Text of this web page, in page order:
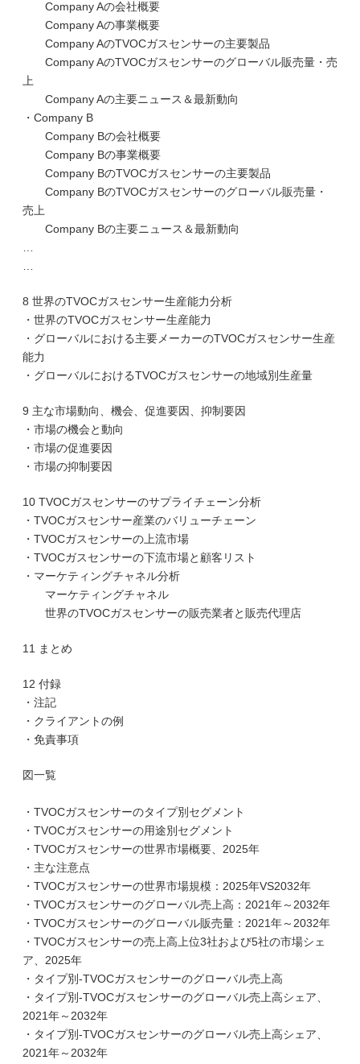
Company Aの会社概要
Company Aの事業概要
Company AのTVOCガスセンサーの主要製品
Company AのTVOCガスセンサーのグローバル販売量・売
上
Company Aの主要ニュース＆最新動向
・Company B
Company Bの会社概要
Company Bの事業概要
Company BのTVOCガスセンサーの主要製品
Company BのTVOCガスセンサーのグローバル販売量・
売上
Company Bの主要ニュース＆最新動向
8 世界のTVOCガスセンサー生産能力分析
・世界のTVOCガスセンサー生産能力
・グローバルにおける主要メーカーのTVOCガスセンサー生産
能力
・グローバルにおけるTVOCガスセンサーの地域別生産量
9 主な市場動向、機会、促進要因、抑制要因
・市場の機会と動向
・市場の促進要因
・市場の抑制要因
10 TVOCガスセンサーのサプライチェーン分析
・TVOCガスセンサー産業のバリューチェーン
・TVOCガスセンサーの上流市場
・TVOCガスセンサーの下流市場と顧客リスト
・マーケティングチャネル分析
マーケティングチャネル
世界のTVOCガスセンサーの販売業者と販売代理店
11 まとめ
12 付録
・注記
・クライアントの例
・免責事項
図一覧
・TVOCガスセンサーのタイプ別セグメント
・TVOCガスセンサーの用途別セグメント
・TVOCガスセンサーの世界市場概要、2025年
・主な注意点
・TVOCガスセンサーの世界市場規模：2025年VS2032年
・TVOCガスセンサーのグローバル売上高：2021年～2032年
・TVOCガスセンサーのグローバル販売量：2021年～2032年
・TVOCガスセンサーの売上高上位3社および5社の市場シェ
ア、2025年
・タイプ別-TVOCガスセンサーのグローバル売上高
・タイプ別-TVOCガスセンサーのグローバル売上高シェア、
2021年～2032年
・タイプ別-TVOCガスセンサーのグローバル売上高シェア、
2021年～2032年